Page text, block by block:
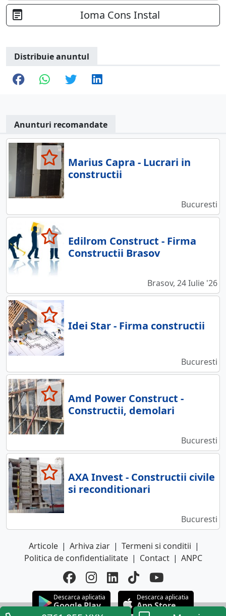
Ioma Cons Instal
Distribuie anuntul
Anunturi recomandate
Marius Capra - Lucrari in
constructii
Bucuresti
Edilrom Construct - Firma
Constructii Brasov
Brasov, 24 Iulie '26
Idei Star - Firma constructii
Bucuresti
Amd Power Construct -
Constructii, demolari
Bucuresti
AXA Invest - Constructii civile
si reconditionari
Bucuresti
Articole | Arhiva ziar | Termeni si conditii |
Politica de confidentialitate | Contact | ANPC
Descarca aplicatia
Google Play
Descarca aplicatia
App Store